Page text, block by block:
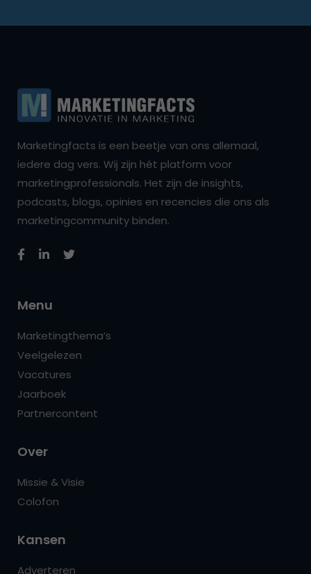
Marketingfacts is een beetje van ons allemaal,
iedere dag vers. Wij zijn hét platform voor
marketingprofessionals. Het zijn de insights,
podcasts, blogs, opinies en recencies die ons als
marketingcommunity binden.
Menu
Marketingthema’s
Veelgelezen
Vacatures
Jaarboek
Partnercontent
Over
Missie & Visie
Colofon
Kansen
Adverteren